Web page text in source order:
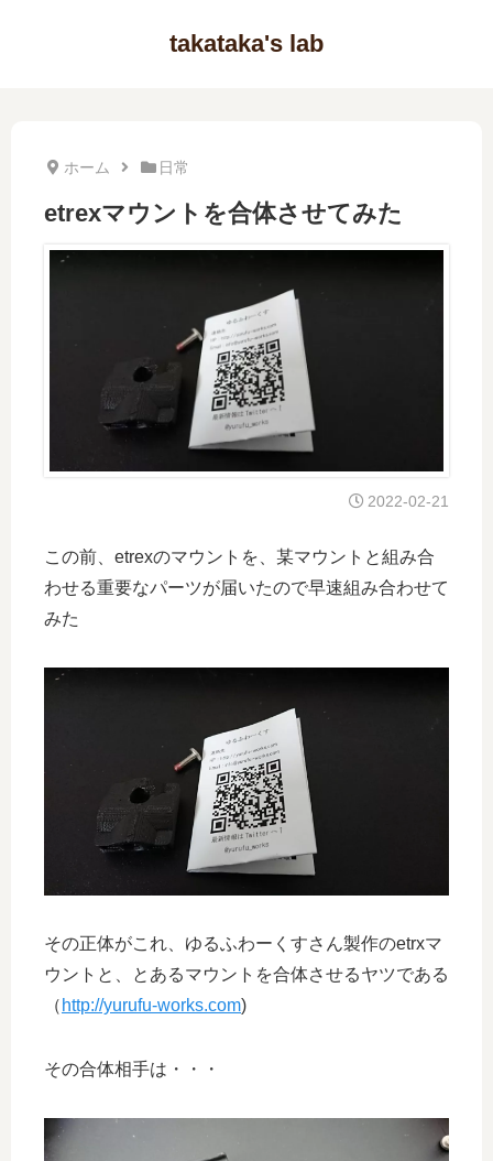
takataka's lab
ホーム 日常
etrexマウントを合体させてみた
2022-02-21
この前、etrexのマウントを、某マウントと組み合
わせる重要なパーツが届いたので早速組み合わせて
みた
その正体がこれ、ゆるふわーくすさん製作のetrxマ
ウントと、とあるマウントを合体させるヤツである
（ http://yurufu-works.com)
その合体相手は・・・